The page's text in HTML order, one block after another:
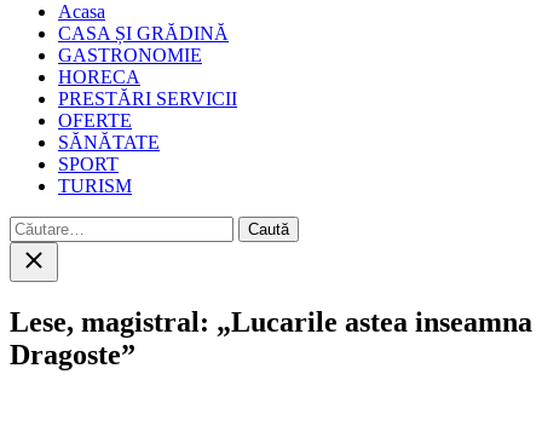
Acasa
CASA ȘI GRĂDINĂ
GASTRONOMIE
HORECA
PRESTĂRI SERVICII
OFERTE
SĂNĂTATE
SPORT
TURISM
Caută
după:
Close
search
Lese, magistral: „Lucarile astea inseamna
Dragoste”